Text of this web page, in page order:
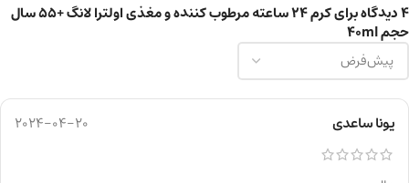
4 دیدگاه برای کرم ۲۴ ساعته مرطوب کننده و مغذی اولترا لانگ +55 سال
حجم 40ml
یونا ساعدی 2024-04-20